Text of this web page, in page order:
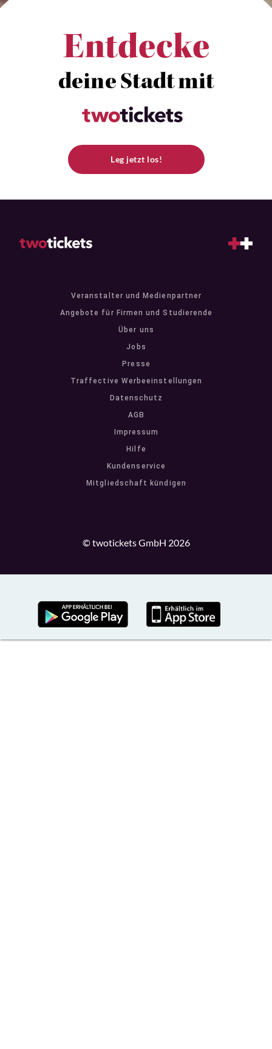
Entdecke
deine Stadt mit
Leg jetzt los!
Veranstalter und Medienpartner
Angebote für Firmen und Studierende
Über uns
Jobs
Presse
Traffective Werbeeinstellungen
Datenschutz
AGB
Impressum
Hilfe
Kundenservice
Mitgliedschaft kündigen
© twotickets GmbH 2026